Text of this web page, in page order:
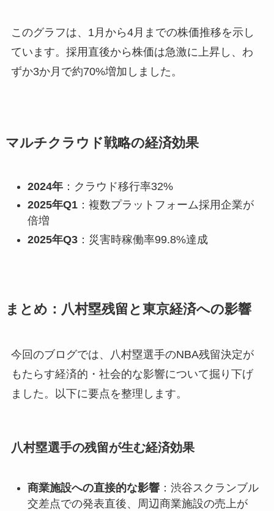
このグラフは、1月から4月までの株価推移を示し
ています。採用直後から株価は急激に上昇し、わ
ずか3か月で約70%増加しました。
マルチクラウド戦略の経済効果
2024年：クラウド移行率32%
2025年Q1：複数プラットフォーム採用企業が
倍増
2025年Q3：災害時稼働率99.8%達成
まとめ：八村塁残留と東京経済への影響
今回のブログでは、八村塁選手のNBA残留決定が
もたらす経済的・社会的な影響について掘り下げ
ました。以下に要点を整理します。
八村塁選手の残留が生む経済効果
商業施設への直接的な影響：渋谷スクランブル
交差点での発表直後、周辺商業施設の売上が